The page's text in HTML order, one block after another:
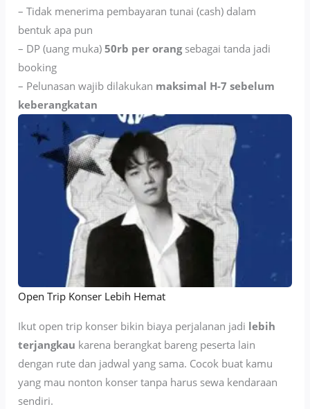
– Tidak menerima pembayaran tunai (cash) dalam
bentuk apa pun
– DP (uang muka)50rb per orangsebagai tanda jadi
booking
– Pelunasan wajib dilakukan maksimal H-7 sebelum
keberangkatan
Open Trip Konser Lebih Hemat
Ikut open trip konser bikin biaya perjalanan jadi lebih
terjangkau karena berangkat bareng peserta lain
dengan rute dan jadwal yang sama. Cocok buat kamu
yang mau nonton konser tanpa harus sewa kendaraan
sendiri.